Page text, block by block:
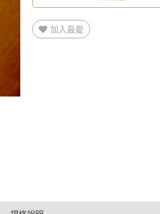
加入最愛